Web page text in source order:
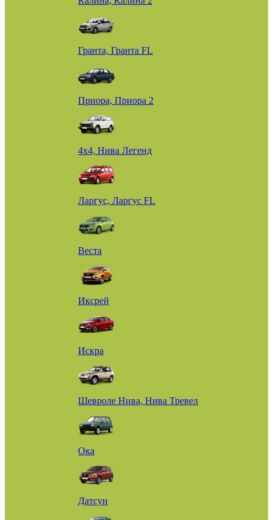
Гранта, Гранта FL
Приора, Приора 2
4х4, Нива Легенд
Ларгус, Ларгус FL
Веста
Иксрей
Искра
Шевроле Нива, Нива Тревел
Ока
Датсун